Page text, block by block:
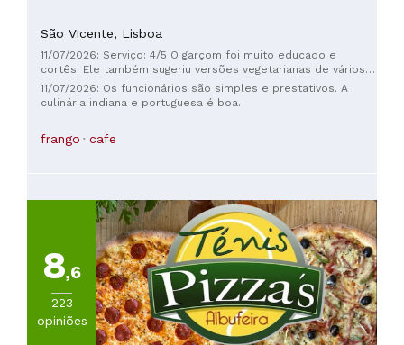
São Vicente, Lisboa
11/07/2026: Serviço: 4/5 O garçom foi muito educado e
cortês. Ele também sugeriu versões vegetarianas de vários
pratos. Ambiente: 3/5 O local era muito barulhento, e a
família da mesa ao lado não parava de fazer barulho e não
saboroso, principalmente com o arroz e o naan. Algumas
saborosa e o serviço foi bom, mas, no geral, voltar a comer
lá seria um risco muito grande.
11/07/2026: Os funcionários são simples e prestativos. A
culinária indiana e portuguesa é boa.
frango cafe
8,6
223
opiniões